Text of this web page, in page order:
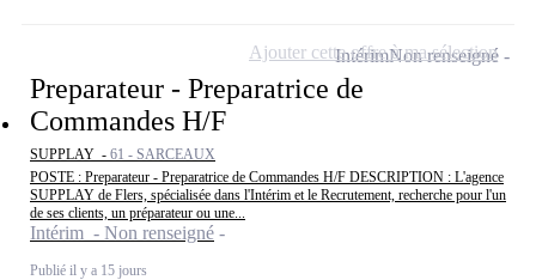
Preparateur - Preparatrice de
Commandes H/F
SUPPLAY - 61 - SARCEAUX
POSTE : Preparateur - Preparatrice de Commandes H/F DESCRIPTION : L'agence
SUPPLAY de Flers, spécialisée dans l'Intérim et le Recrutement, recherche pour l'un
de ses clients, un préparateur ou une...
Intérim - Non renseigné
Publié il y a 15 jours
IntérimNon renseigné
Ajouter cette offre à ma sélection